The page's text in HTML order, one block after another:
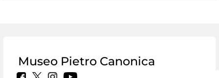
Museo Pietro Canonica